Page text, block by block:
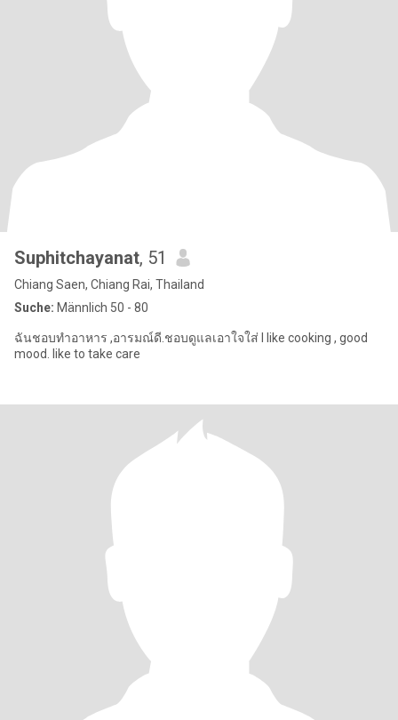
Suphitchayanat, 51
Chiang Saen, Chiang Rai, Thailand
Suche: Männlich 50 - 80
ฉันชอบทำอาหาร ,อารมณ์ดี.ชอบดูแลเอาใจใส่ I like cooking , good
mood. like to take care